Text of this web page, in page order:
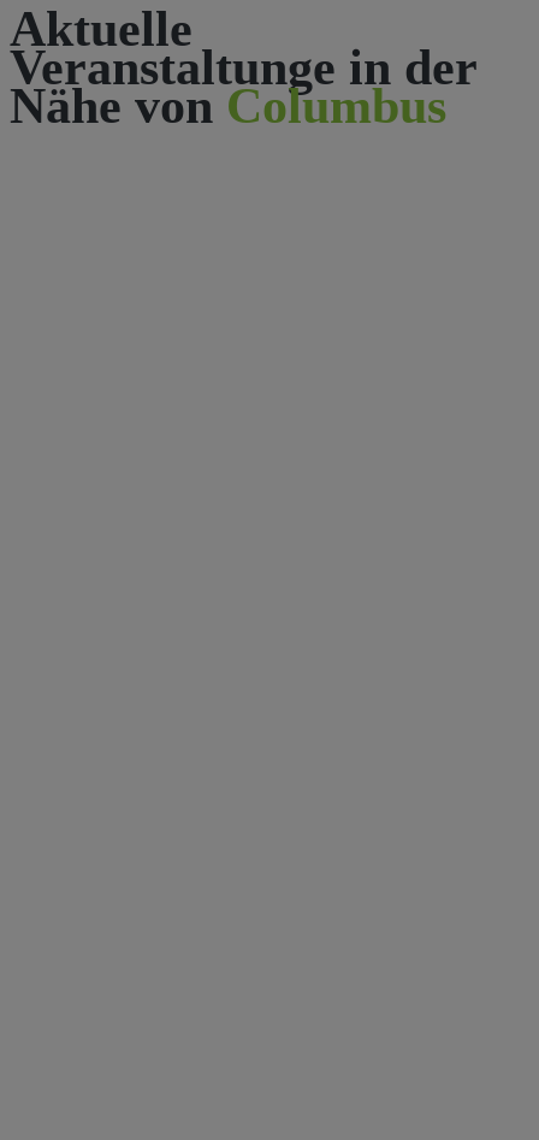
Aktuelle
Veranstaltunge in der
Nähe von Columbus